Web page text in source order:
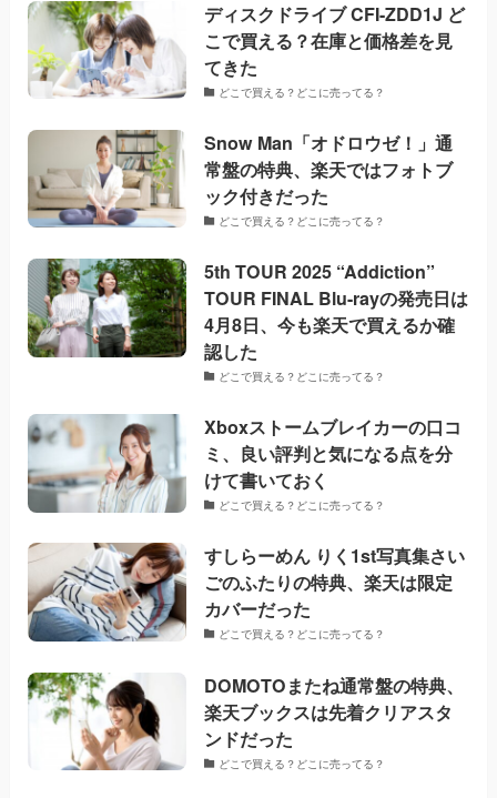
ディスクドライブ CFI-ZDD1J ど
こで買える？在庫と価格差を見
てきた
どこで買える？どこに売ってる？
Snow Man「オドロウゼ！」通
常盤の特典、楽天ではフォトブ
ック付きだった
どこで買える？どこに売ってる？
5th TOUR 2025 “Addiction”
TOUR FINAL Blu-rayの発売日は
4月8日、今も楽天で買えるか確
認した
どこで買える？どこに売ってる？
Xboxストームブレイカーの口コ
ミ、良い評判と気になる点を分
けて書いておく
どこで買える？どこに売ってる？
すしらーめん りく1st写真集さい
ごのふたりの特典、楽天は限定
カバーだった
どこで買える？どこに売ってる？
DOMOTOまたね通常盤の特典、
楽天ブックスは先着クリアスタ
ンドだった
どこで買える？どこに売ってる？